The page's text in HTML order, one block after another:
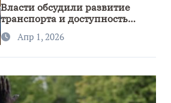
Власти обсудили развитие
транспорта и доступность
региона
Апр 1, 2026